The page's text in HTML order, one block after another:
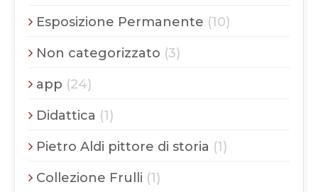
Esposizione Permanente (10)
Non categorizzato (3)
app (24)
Didattica (1)
Pietro Aldi pittore di storia (1)
Collezione Frulli (1)